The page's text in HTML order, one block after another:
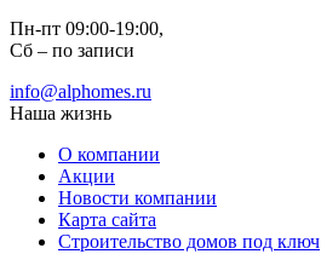
Пн-пт 09:00-19:00,
Сб – по записи
info@alphomes.ru
Наша жизнь
О компании
Акции
Новости компании
Карта сайта
Строительство домов под ключ